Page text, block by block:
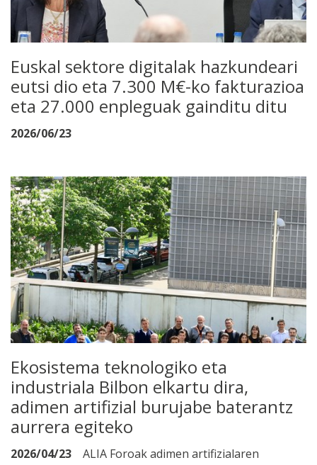
Euskal sektore digitalak hazkundeari
eutsi dio eta 7.300 M€-ko fakturazioa
eta 27.000 enpleguak gainditu ditu
2026/06/23
Ekosistema teknologiko eta
industriala Bilbon elkartu dira,
adimen artifizial burujabe baterantz
aurrera egiteko
2026/04/23
ALIA Foroak adimen artifizialaren